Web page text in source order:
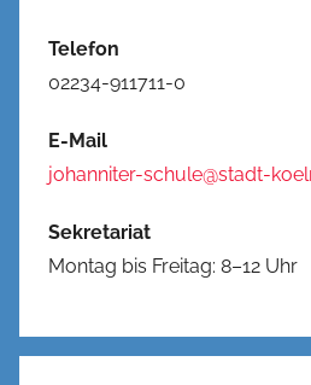
Telefon
02234-911711-0
E-Mail
johanniter-schule@stadt-
Sekretariat
Montag bis Freitag: 8–12 Uhr